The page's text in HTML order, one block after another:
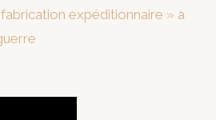
expéditionnaire » à